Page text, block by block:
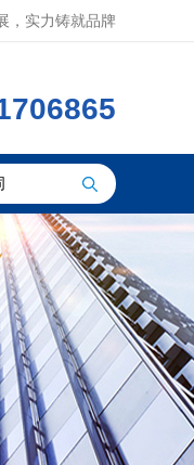
，实力铸就品牌